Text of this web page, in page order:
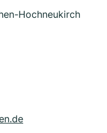
Hochneukirch